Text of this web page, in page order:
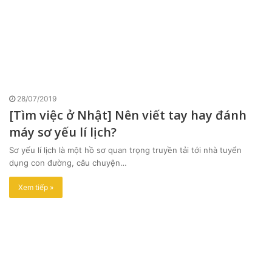
28/07/2019
[Tìm việc ở Nhật] Nên viết tay hay đánh
máy sơ yếu lí lịch?
Sơ yếu lí lịch là một hồ sơ quan trọng truyền tải tới nhà tuyển
dụng con đường, câu chuyện…
Xem tiếp »